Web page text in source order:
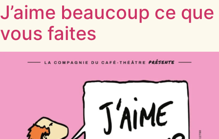
J’aime beaucoup ce que
vous faites